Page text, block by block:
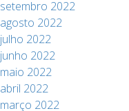
setembro 2022
agosto 2022
julho 2022
junho 2022
maio 2022
abril 2022
março 2022